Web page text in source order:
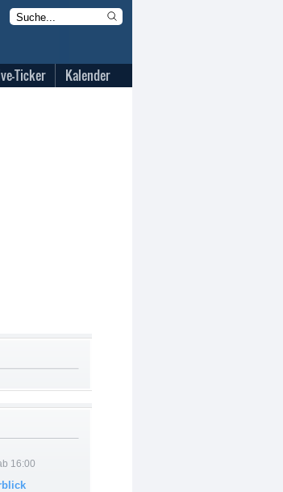
Ticker Kalender
16:00